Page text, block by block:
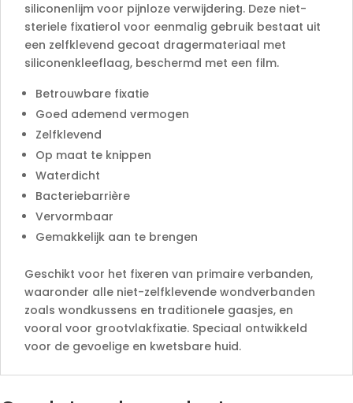
siliconenlijm voor pijnloze verwijdering. Deze niet-
steriele fixatierol voor eenmalig gebruik bestaat uit
een zelfklevend gecoat dragermateriaal met
siliconenkleeflaag, beschermd met een film.
Betrouwbare fixatie
Goed ademend vermogen
Zelfklevend
Op maat te knippen
Waterdicht
Bacteriebarrière
Vervormbaar
Gemakkelijk aan te brengen
Geschikt voor het fixeren van primaire verbanden,
waaronder alle niet-zelfklevende wondverbanden
zoals wondkussens en traditionele gaasjes, en
vooral voor grootvlakfixatie. Speciaal ontwikkeld
voor de gevoelige en kwetsbare huid.